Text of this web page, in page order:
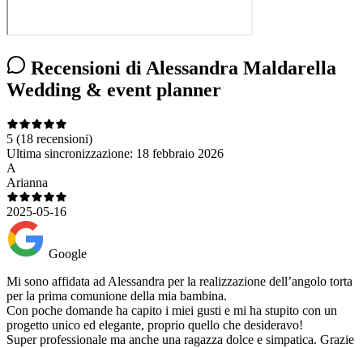
Recensioni di Alessandra Maldarella
Wedding & event planner
5 (18 recensioni)
Ultima sincronizzazione: 18 febbraio 2026
A
Arianna
2025-05-16
Google
Mi sono affidata ad Alessandra per la realizzazione dell’angolo torta
per la prima comunione della mia bambina.
Con poche domande ha capito i miei gusti e mi ha stupito con un
progetto unico ed elegante, proprio quello che desideravo!
Super professionale ma anche una ragazza dolce e simpatica. Grazie